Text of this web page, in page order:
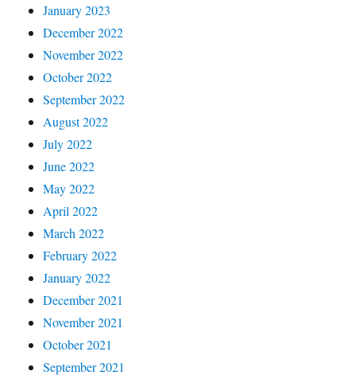
January 2023
December 2022
November 2022
October 2022
September 2022
August 2022
July 2022
June 2022
May 2022
April 2022
March 2022
February 2022
January 2022
December 2021
November 2021
October 2021
September 2021